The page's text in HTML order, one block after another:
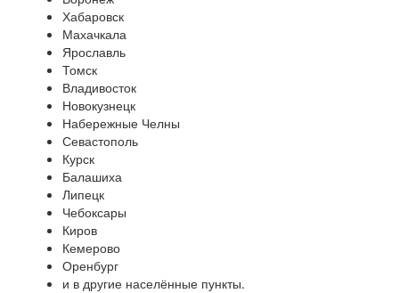
Хабаровск
Махачкала
Ярославль
Томск
Владивосток
Новокузнецк
Набережные Челны
Севастополь
Курск
Балашиха
Липецк
Чебоксары
Киров
Кемерово
Оренбург
и в другие населённые пункты.